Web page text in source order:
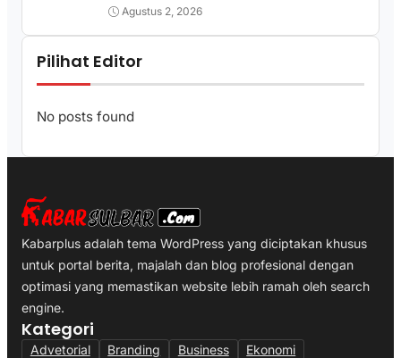
Agustus 2, 2026
Pilihat Editor
No posts found
Kabarplus adalah tema WordPress yang diciptakan khusus
untuk portal berita, majalah dan blog profesional dengan
optimasi yang memastikan website lebih ramah oleh search
engine.
Kategori
Advetorial Branding Business
Ekonomi